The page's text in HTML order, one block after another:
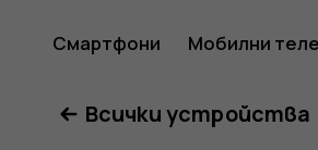
Смартфони Мобилни
Всички устройства